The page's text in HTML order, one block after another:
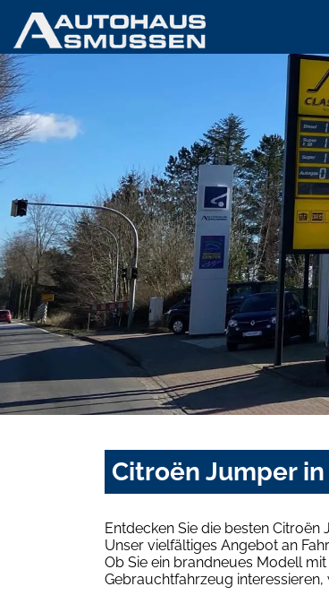
Citroën Jumper
Entdecken Sie die besten
Unser vielfältiges Angebot an
Ob Sie ein brandneues Modell
Gebrauchtfahrzeug interessieren,